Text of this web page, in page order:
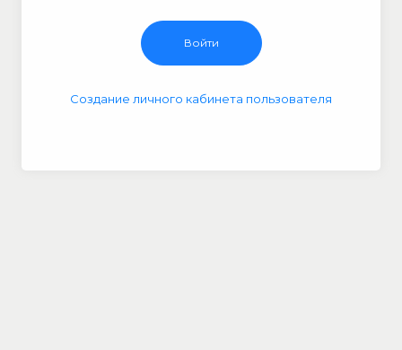
Создание личного кабинета пользователя